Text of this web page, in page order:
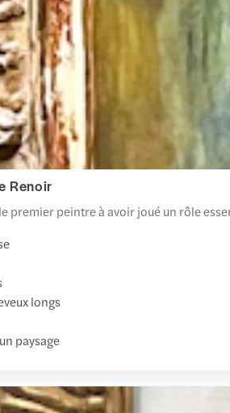
Renoir
premier peintre à avoir joué un rôle
longs
paysage